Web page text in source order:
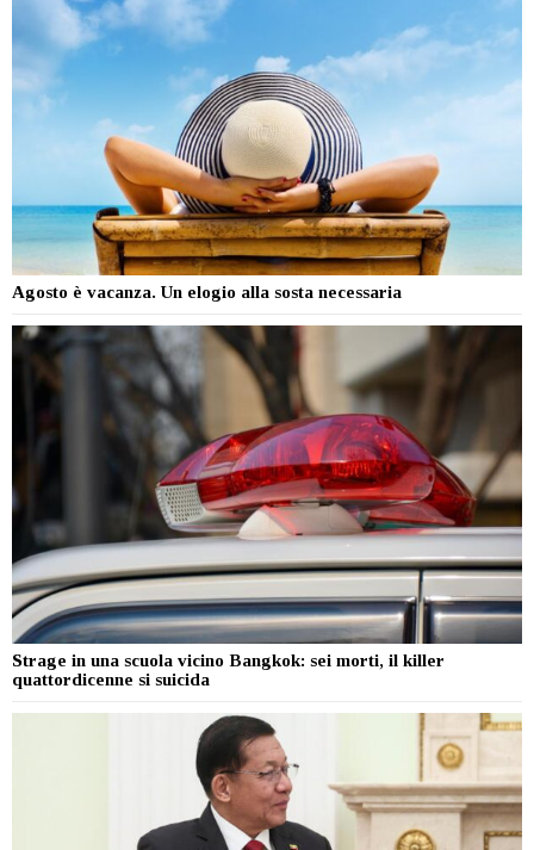
Agosto è vacanza. Un elogio alla sosta necessaria
Strage in una scuola vicino Bangkok: sei morti, il killer
quattordicenne si suicida